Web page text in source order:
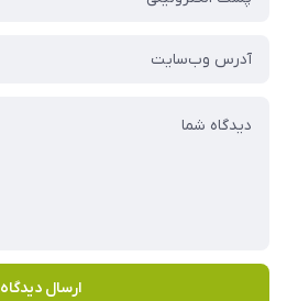
ارسال دیدگاه